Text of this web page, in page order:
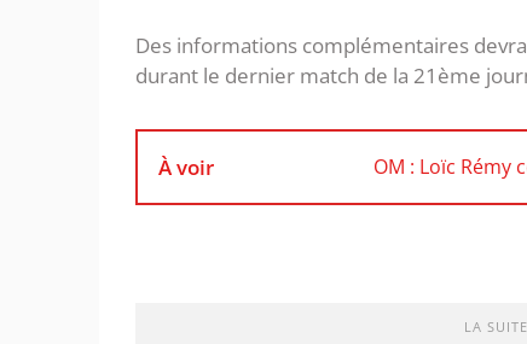
Des informations complémentaires
durant le dernier match de la 21ème
À voir OM : Loïc Rémy
LA